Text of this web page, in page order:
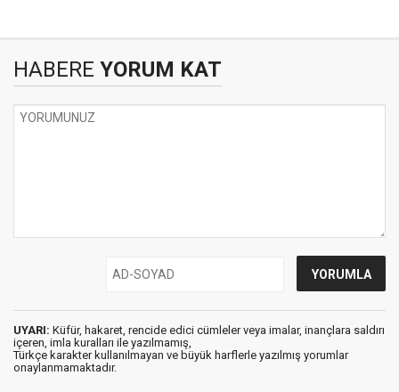
HABERE YORUM KAT
UYARI: Küfür, hakaret, rencide edici cümleler veya imalar, inançlara saldırı
içeren, imla kuralları ile yazılmamış,
Türkçe karakter kullanılmayan ve büyük harflerle yazılmış yorumlar
onaylanmamaktadır.